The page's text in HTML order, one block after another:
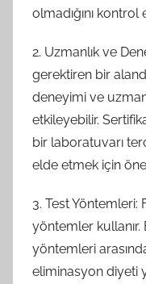
olmadığını
2. Uzmanlık ve
gerektiren bir
deneyimi ve
etkileyebilir.
bir laboratuvarı
elde etmek için
3. Test Yöntemleri:
yöntemler kullanır.
yöntemleri
eliminasyon diyeti